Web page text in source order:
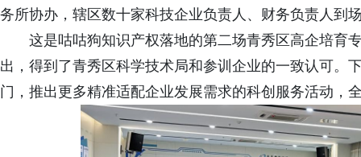
务所协办，辖区数十家科技企业负责人、财务负责人到
这是咕咕狗知识产权落地的第二场青秀区高企培育
出，得到了青秀区科学技术局和参训企业的一致认可。
门，推出更多精准适配企业发展需求的科创服务活动，